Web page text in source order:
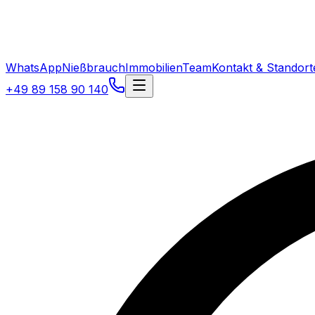
WhatsAppNießbrauchImmobilienTeamKontakt &
+49 89 158 90 140